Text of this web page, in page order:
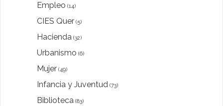
Empleo (14)
CIES Quer (5)
Hacienda (32)
Urbanismo (6)
Mujer (49)
Infancia y Juventud (73)
Biblioteca (83)